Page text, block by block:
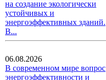
на создание экологически
устойчивых и
энергоэффективных зданий.
В...
06.08.2026
В современном мире вопрос
энергоэффективности и